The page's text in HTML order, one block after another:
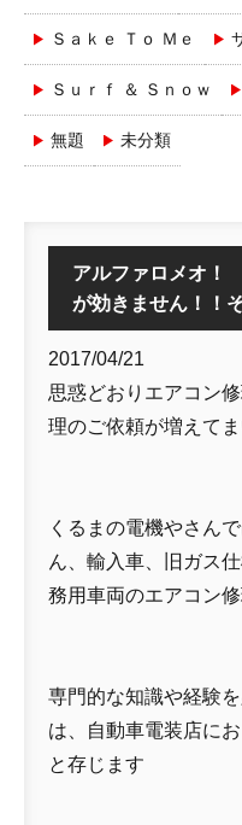
Ｓａｋｅ Ｔｏ Ｍｅ
Ｓｕｒｆ ＆ Ｓｎｏｗ
無題 未分類
アルファロメオ！
が効きません！！
2017/04/21
思惑どおりエアコン
理のご依頼が増えて
くるまの電機やさん
ん、輸入車、旧ガス
務用車両のエアコン
専門的な知識や経験
は、自動車電装店に
と存じます